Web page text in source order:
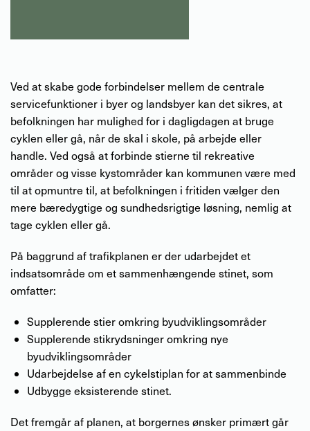
Ved at skabe gode forbindelser mellem de centrale
servicefunktioner i byer og landsbyer kan det sikres, at
befolkningen har mulighed for i dagligdagen at bruge
cyklen eller gå, når de skal i skole, på arbejde eller
handle. Ved også at forbinde stierne til rekreative
områder og visse kystområder kan kommunen være med
til at opmuntre til, at befolkningen i fritiden vælger den
mere bæredygtige og sundhedsrigtige løsning, nemlig at
tage cyklen eller gå.
På baggrund af trafikplanen er der udarbejdet et
indsatsområde om et sammenhængende stinet, som
omfatter:
Supplerende stier omkring byudviklingsområder
Supplerende stikrydsninger omkring nye
byudviklingsområder
Udarbejdelse af en cykelstiplan for at sammenbinde
Udbygge eksisterende stinet.
Det fremgår af planen, at borgernes ønsker primært går